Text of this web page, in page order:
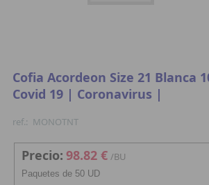
Cofia Acordeon Size 21 Blanca
Covid 19 | Coronavirus |
ref.: MONOTNT
Precio: 98.82 € /BU
Paquetes de 50 UD